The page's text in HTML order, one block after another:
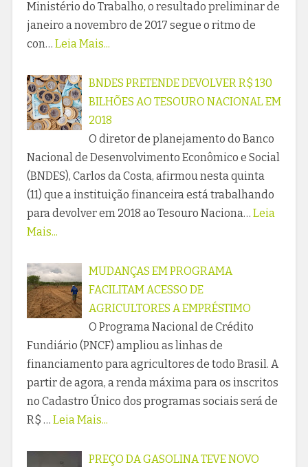
Ministério do Trabalho, o resultado preliminar de
janeiro a novembro de 2017 segue o ritmo de
con… Leia Mais...
BNDES PRETENDE DEVOLVER R$ 130
BILHÕES AO TESOURO NACIONAL EM
2018
O diretor de planejamento do Banco
Nacional de Desenvolvimento Econômico e Social
(BNDES), Carlos da Costa, afirmou nesta quinta
(11) que a instituição financeira está trabalhando
para devolver em 2018 ao Tesouro Naciona… Leia
Mais...
MUDANÇAS EM PROGRAMA
FACILITAM ACESSO DE
AGRICULTORES A EMPRÉSTIMO
O Programa Nacional de Crédito
Fundiário (PNCF) ampliou as linhas de
financiamento para agricultores de todo Brasil. A
partir de agora, a renda máxima para os inscritos
no Cadastro Único dos programas sociais será de
R$ … Leia Mais...
PREÇO DA GASOLINA TEVE NOVO